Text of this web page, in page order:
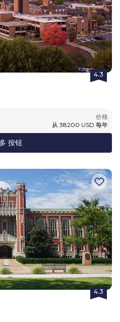
4.3
价格
从 38200 USD 每年
按钮
4.3